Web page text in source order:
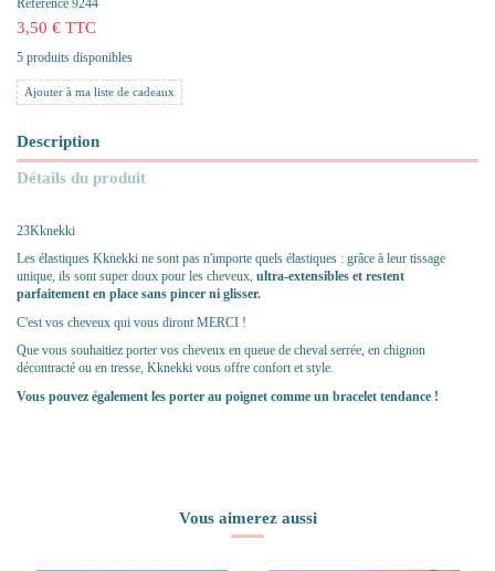
Référence 9244
3,50 € TTC
5 produits disponibles
Ajouter à ma liste de cadeaux
Description
Détails du produit
23Kknekki
Les élastiques Kknekki ne sont pas n'importe quels élastiques : grâce à leur tissage
unique, ils sont super doux pour les cheveux, ultra-extensibles et restent
parfaitement en place sans pincer ni glisser.
C'est vos cheveux qui vous diront MERCI !
Que vous souhaitiez porter vos cheveux en queue de cheval serrée, en chignon
décontracté ou en tresse, Kknekki vous offre confort et style.
Vous pouvez également les porter au poignet comme un bracelet tendance !
Vous aimerez aussi